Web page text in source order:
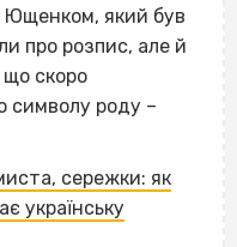
Ющенком, який був
про розпис, але й
що скоро
символу роду –
сережки: як
українську